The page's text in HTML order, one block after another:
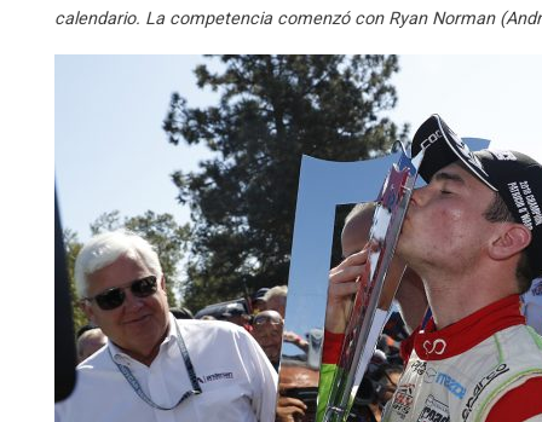
calendario. La competencia comenzó con Ryan Norman